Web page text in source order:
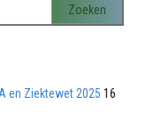
en Ziektewet 2025 16